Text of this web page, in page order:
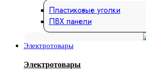
Пластиковые уголки
ПВХ панели
Электротовары
Электротовары